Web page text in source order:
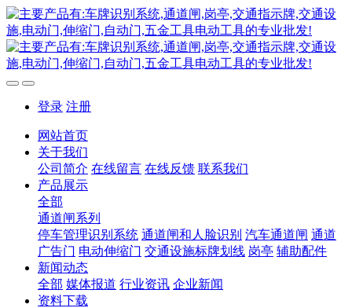
登录 注册
网站首页
关于我们
公司简介 在线留言 在线反馈 联系我们
产品展示
全部
通道闸系列
停车管理识别系统 通道闸和人脸识别 汽车通道闸 通道
广告门 电动伸缩门 交通设施标牌划线 岗亭 辅助配件
新闻动态
全部 媒体报道 行业资讯 企业新闻
资料下载